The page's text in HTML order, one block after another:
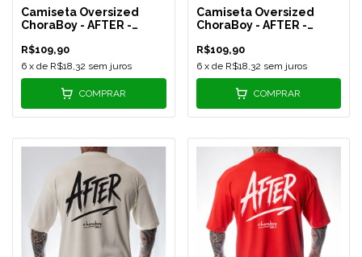
Camiseta Oversized
ChoraBoy - AFTER -
R$109,90
6 x de R$18,32 sem juros
COMPRAR
Camiseta Oversized
ChoraBoy - AFTER -
R$109,90
6 x de R$18,32 sem juros
COMPRAR